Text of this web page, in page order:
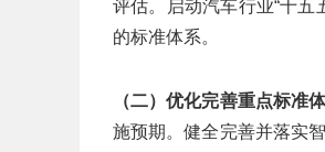
评估。启动汽车行业“十五
的标准体系。
（二）优化完善重点标准
施预期。健全完善并落实